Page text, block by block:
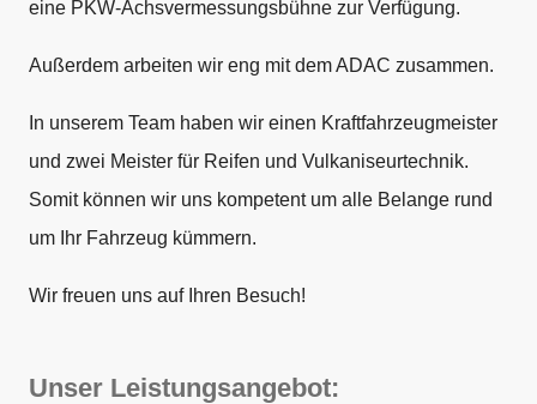
eine PKW-Achsvermessungsbühne zur Verfügung.
Außerdem arbeiten wir eng mit dem ADAC zusammen.
In unserem Team haben wir einen Kraftfahrzeugmeister
und zwei Meister für Reifen und Vulkaniseurtechnik.
Somit können wir uns kompetent um alle Belange rund
um Ihr Fahrzeug kümmern.
Wir freuen uns auf Ihren Besuch!
Unser Leistungsangebot: